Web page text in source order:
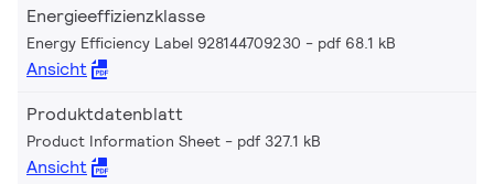
Energieeffizienzklasse
Energy Efficiency Label 928144709230 pdf 68.1 kB
Ansicht
Produktdatenblatt
Product Information Sheet pdf 327.1 kB
Ansicht